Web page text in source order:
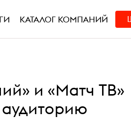
КАТАЛОГ КОМПАНИЙ
и «Матч ТВ»